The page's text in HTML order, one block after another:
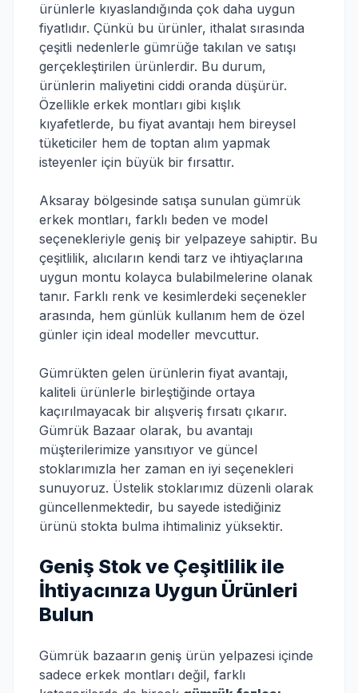
ürünlerle kıyaslandığında çok daha uygun
fiyatlıdır. Çünkü bu ürünler, ithalat sırasında
çeşitli nedenlerle gümrüğe takılan ve satışı
gerçekleştirilen ürünlerdir. Bu durum,
ürünlerin maliyetini ciddi oranda düşürür.
Özellikle erkek montları gibi kışlık
kıyafetlerde, bu fiyat avantajı hem bireysel
tüketiciler hem de toptan alım yapmak
isteyenler için büyük bir fırsattır.
Aksaray bölgesinde satışa sunulan gümrük
erkek montları, farklı beden ve model
seçenekleriyle geniş bir yelpazeye sahiptir. Bu
çeşitlilik, alıcıların kendi tarz ve ihtiyaçlarına
uygun montu kolayca bulabilmelerine olanak
tanır. Farklı renk ve kesimlerdeki seçenekler
arasında, hem günlük kullanım hem de özel
günler için ideal modeller mevcuttur.
Gümrükten gelen ürünlerin fiyat avantajı,
kaliteli ürünlerle birleştiğinde ortaya
kaçırılmayacak bir alışveriş fırsatı çıkarır.
Gümrük Bazaar olarak, bu avantajı
müşterilerimize yansıtıyor ve güncel
stoklarımızla her zaman en iyi seçenekleri
sunuyoruz. Üstelik stoklarımız düzenli olarak
güncellenmektedir, bu sayede istediğiniz
ürünü stokta bulma ihtimaliniz yüksektir.
Geniş Stok ve Çeşitlilik ile
İhtiyacınıza Uygun Ürünleri
Bulun
Gümrük bazaarın geniş ürün yelpazesi içinde
sadece erkek montları değil, farklı